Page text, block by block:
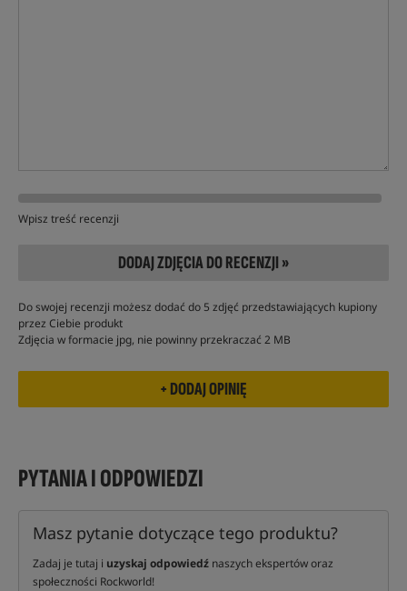
Wpisz treść recenzji
DODAJ ZDJĘCIA DO RECENZJI »
Do swojej recenzji możesz dodać do 5 zdjęć przedstawiających kupiony
przez Ciebie produkt
Zdjęcia w formacie jpg, nie powinny przekraczać 2 MB
PYTANIA I ODPOWIEDZI
Masz pytanie dotyczące tego produktu?
Zadaj je tutaj i uzyskaj odpowiedź naszych ekspertów oraz
społeczności Rockworld!